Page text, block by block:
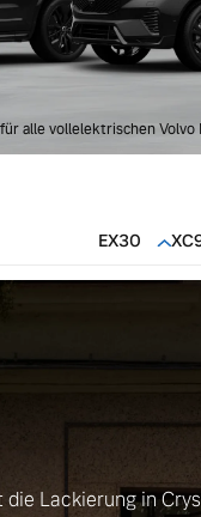
alle vollelektrischen
EX30
die Lackierung in